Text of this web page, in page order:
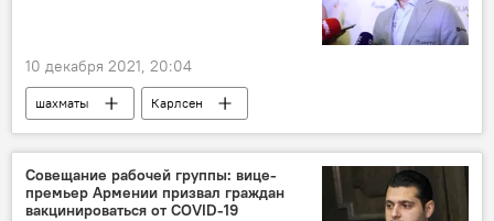
10 декабря 2021, 20:04
шахматы Карлсен
Совещание рабочей группы: вице-
премьер Армении призвал граждан
вакцинироваться от COVID-19